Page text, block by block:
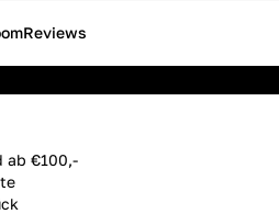
ab €100,-
Reviews